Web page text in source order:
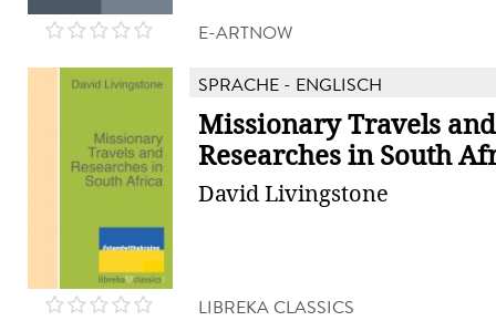
E-ARTNOW
SPRACHE - ENGLISCH
Missionary Travels and
Researches in South
David Livingstone
LIBREKA CLASSICS